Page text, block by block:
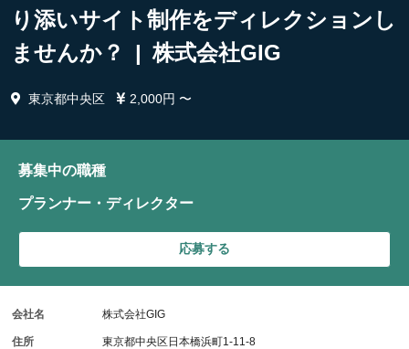
り添いサイト制作をディレクションし
ませんか？ | 株式会社GIG
東京都中央区 2,000円 〜
募集中の職種
プランナー・ディレクター
応募する
会社名 株式会社GIG
住所
東京都中央区日本橋浜町1-11-8